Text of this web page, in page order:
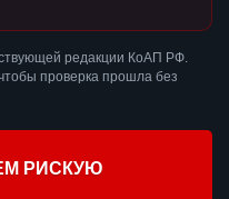
редакции КоАП РФ.
проверка прошла без
РИСКУЮ